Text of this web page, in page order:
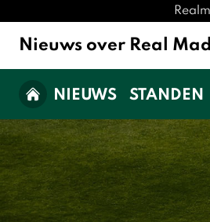
Nieuws over Real
NIEUWS STANDEN